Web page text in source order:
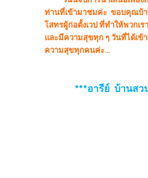
ท่านที่เข้ามาชมค่ะ ขอบคุณบ้า
โสทรผู้ก่อตั้งเวป ที่ทำให้พวกเ
และมีความสุขทุก ๆ วันที่ได้เข้
ความสุขทุกคนค่ะ...
***อารีย์ บ้านสว